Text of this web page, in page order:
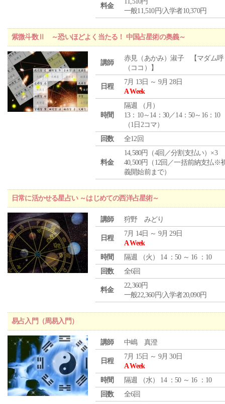
料金
一般11,510円/入学者10,370円
紫微斗数Ⅱ ～恐いほどよく当たる！ 中国占星術の奥義～
講師
赤見（あかみ）淑子 【マダム呼
（ココ）】
日程
7月 13日 ～ 9月 28日
A Week
時間
隔週 （ 月 ）
13：10～14：30／14：50～16：10
（1日2コマ）
回数
全12回
料金
14,580円（4回／分割支払い）×3
40,500円（12回／一括前納支払※
義開始前まで）
日常に活かせる星占い ～はじめての西洋占星術～
講師 狩野 みどり
日程
7月 14日 ～ 9月 29日
A Week
時間
隔週 （火 ） 14 ：50 ～ 16 ：10
回数
全6回
料金
22,360円
一般22,360円/入学者20,090円
易占入門（周易入門）
講師 中嶋 真澄
日程
7月 15日 ～ 9月 30日
A Week
時間
隔週 （水） 14 ：50 ～ 16 ：10
回数
全6回